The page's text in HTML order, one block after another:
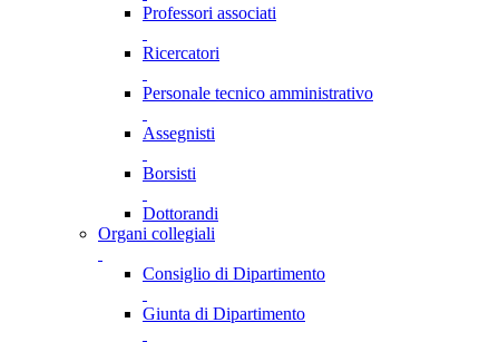
Professori associati
Ricercatori
Personale tecnico amministrativo
Assegnisti
Borsisti
Dottorandi
Organi collegiali
Consiglio di Dipartimento
Giunta di Dipartimento